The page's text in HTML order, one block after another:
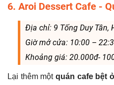
6. Aroi Dessert Cafe -
Địa chỉ: 9 Tống Duy Tân,
Giờ mở cửa: 10:00 –
Khoảng giá: 20.000đ-
Lại thêm mộtquán cafe bệt